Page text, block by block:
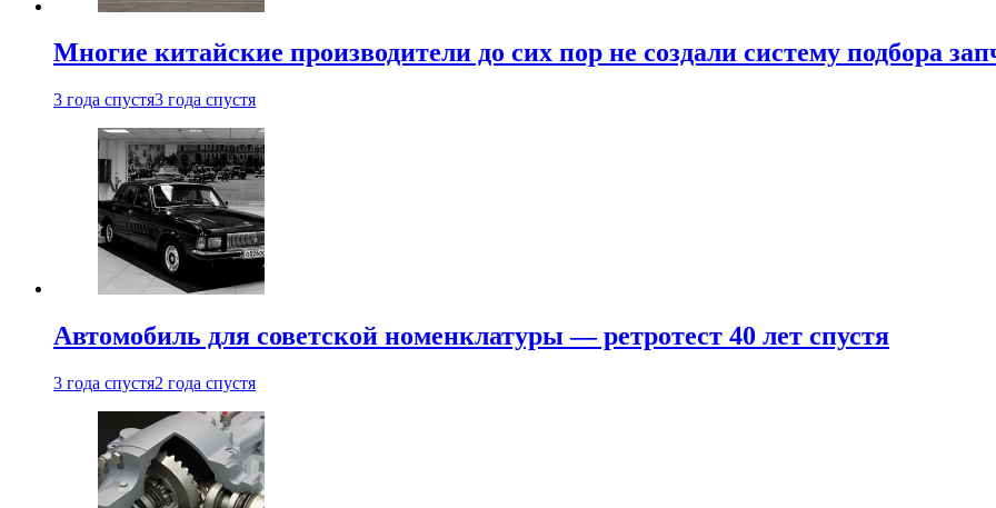
Многие китайские производители до сих пор не создали систему подбора
3 года спустя3 года спустя
Автомобиль для советской номенклатуры — ретротест 40 лет спустя
3 года спустя2 года спустя